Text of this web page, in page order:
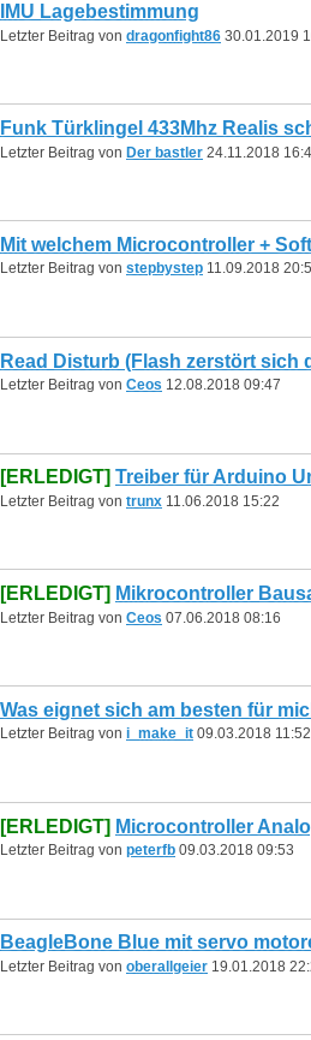
IMU Lagebestimmung
Letzter Beitrag von dragonfight86 30.01.2019
Funk Türklingel 433Mhz Realis
Letzter Beitrag von Der bastler 24.11.2018
Letzter Beitrag von stepbystep 11.09.2018
Read Disturb (Flash zerstört sich
Letzter Beitrag von Ceos 12.08.2018 09:47
[ERLEDIGT] Treiber für Arduino
Letzter Beitrag von trunx 11.06.2018 15:22
[ERLEDIGT] Mikrocontroller
Letzter Beitrag von Ceos 07.06.2018 08:16
Was eignet sich am besten für
Letzter Beitrag von i_make_it 09.03.2018 11:52
[ERLEDIGT] Microcontroller
Letzter Beitrag von peterfb 09.03.2018 09:53
Letzter Beitrag von oberallgeier 19.01.2018